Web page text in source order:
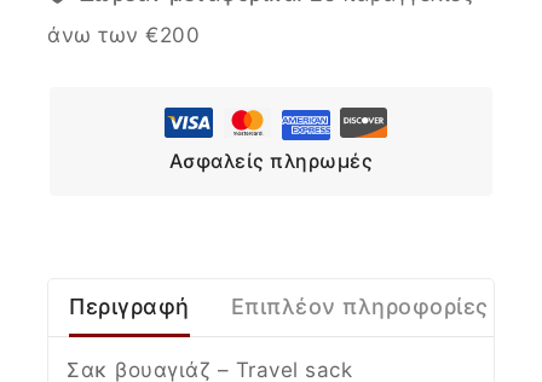
άνω των €200
Ασφαλείς πληρωμές
Περιγραφή Επιπλέον πληροφορίες
Σακ βουαγιάζ – Travel sack